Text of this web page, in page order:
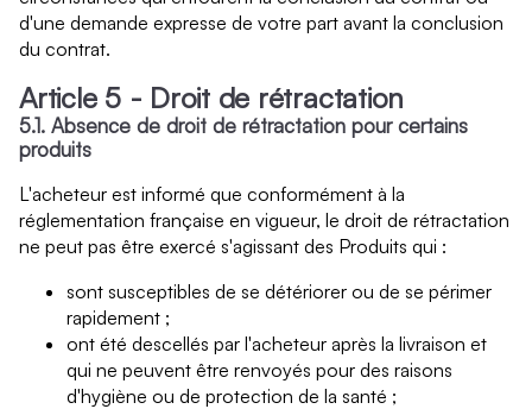
d'une demande expresse de votre part avant la conclusion
du contrat.
Article 5 - Droit de rétractation
5.1. Absence de droit de rétractation pour certains
produits
L'acheteur est informé que conformément à la
réglementation française en vigueur, le droit de rétractation
ne peut pas être exercé s'agissant des Produits qui :
sont susceptibles de se détériorer ou de se périmer
rapidement ;
ont été descellés par l'acheteur après la livraison et
qui ne peuvent être renvoyés pour des raisons
d'hygiène ou de protection de la santé ;